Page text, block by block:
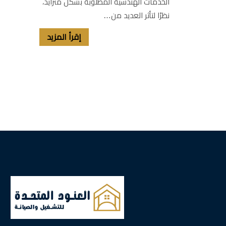
الخدمات الهندسية المطلوبة بشكل متزايد،
نظرًا لتأثر العديد من…
إقرأ المزيد